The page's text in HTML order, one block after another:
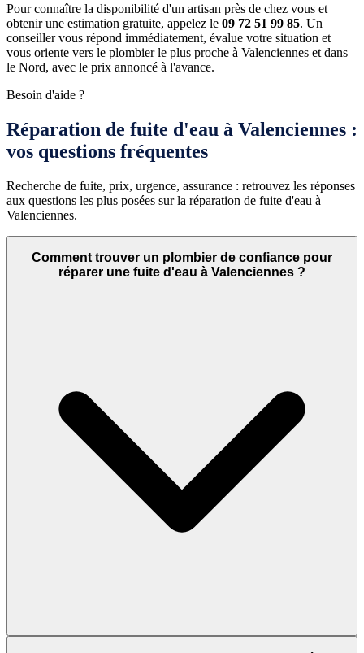
Pour connaître la disponibilité d'un artisan près de chez vous et
obtenir une estimation gratuite, appelez le 09 72 51 99 85. Un
conseiller vous répond immédiatement, évalue votre situation et
vous oriente vers le plombier le plus proche à Valenciennes et dans
le Nord, avec le prix annoncé à l'avance.
Besoin d'aide ?
Réparation de fuite d'eau à Valenciennes :
vos questions fréquentes
Recherche de fuite, prix, urgence, assurance : retrouvez les réponses
aux questions les plus posées sur la réparation de fuite d'eau à
Valenciennes.
Comment trouver un plombier de confiance pour
réparer une fuite d'eau à Valenciennes ?